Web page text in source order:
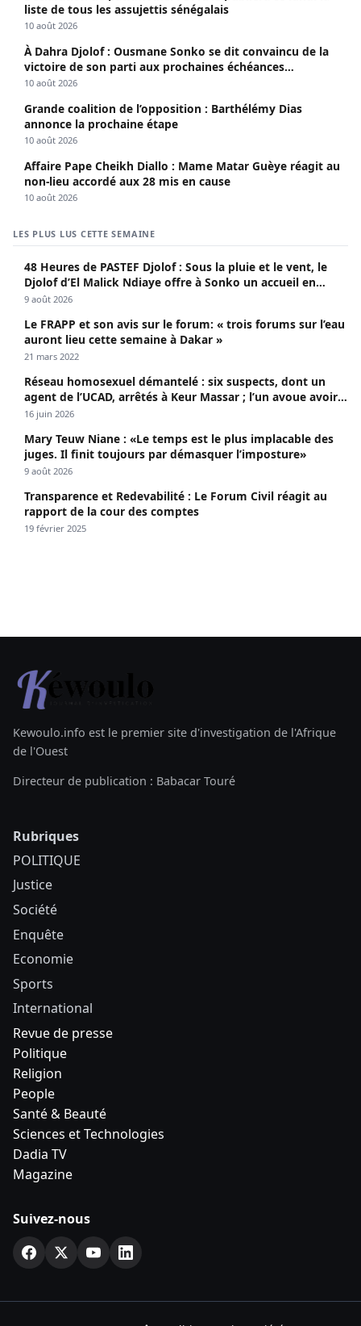
liste de tous les assujettis sénégalais
10 août 2026
À Dahra Djolof : Ousmane Sonko se dit convaincu de la
victoire de son parti aux prochaines échéances
électorales.
10 août 2026
Grande coalition de l’opposition : Barthélémy Dias
annonce la prochaine étape
10 août 2026
Affaire Pape Cheikh Diallo : Mame Matar Guèye réagit au
non-lieu accordé aux 28 mis en cause
10 août 2026
LES PLUS LUS CETTE SEMAINE
48 Heures de PASTEF Djolof : Sous la pluie et le vent, le
Djolof d’El Malick Ndiaye offre à Sonko un accueil en
apothéose
9 août 2026
Le FRAPP et son avis sur le forum: « trois forums sur l’eau
auront lieu cette semaine à Dakar »
21 mars 2022
Réseau homosexuel démantelé : six suspects, dont un
agent de l’UCAD, arrêtés à Keur Massar ; l’un avoue avoir
propagé le VIH depuis 2018
16 juin 2026
Mary Teuw Niane : «Le temps est le plus implacable des
juges. Il finit toujours par démasquer l’imposture»
9 août 2026
Transparence et Redevabilité : Le Forum Civil réagit au
rapport de la cour des comptes
19 février 2025
Kewoulo.info est le premier site d'investigation de l'Afrique
de l'Ouest
Directeur de publication : Babacar Touré
Rubriques
POLITIQUE
Justice
Société
Enquête
Economie
Sports
International
Revue de presse
Politique
Religion
People
Santé & Beauté
Sciences et Technologies
Dadia TV
Magazine
Suivez-nous